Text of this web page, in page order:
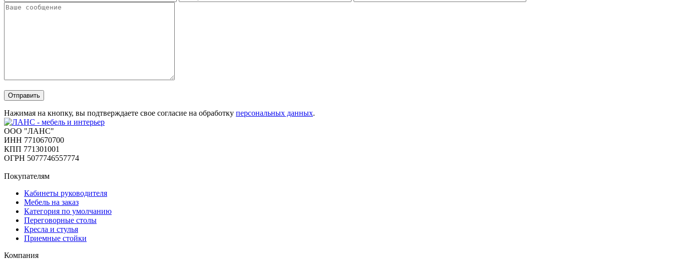
Отправить
Нажимая на кнопку, вы подтверждаете свое согласие на обработку персональных данных.
ООО "ЛАНС"
ИНН 7710670700
КПП 771301001
ОГРН 5077746557774
Покупателям
Кабинеты руководителя
Мебель на заказ
Категория по умолчанию
Переговорные столы
Кресла и стулья
Приемные стойки
Компания